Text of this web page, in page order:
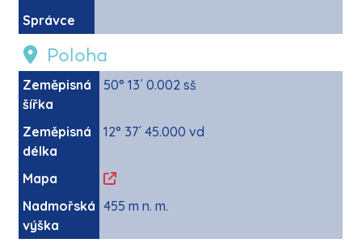
Správce
Poloha
Zeměpisná
šířka
50° 13´ 0.002 sš
Zeměpisná
délka
12° 37´ 45.000 vd
Mapa
Nadmořská
výška
455 m n. m.